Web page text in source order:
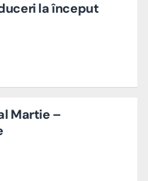
la început
Martie –